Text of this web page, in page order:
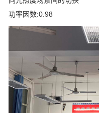
功率因数:0.98